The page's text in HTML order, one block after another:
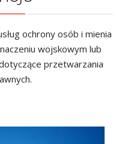
ochrony osób i mienia
wojskowym lub
przetwarzania